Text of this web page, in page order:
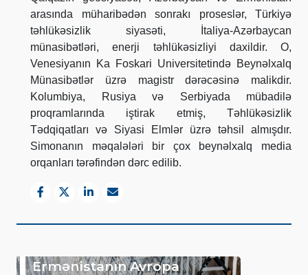
arasında müharibədən sonrakı proseslər, Türkiyə
təhlükəsizlik siyasəti, İtaliya-Azərbaycan
münasibətləri, enerji təhlükəsizliyi daxildir. O,
Venesiyanın Ka Foskari Universitetində Beynəlxalq
Münasibətlər üzrə magistr dərəcəsinə malikdir.
Kolumbiya, Rusiya və Serbiyada mübadilə
proqramlarında iştirak etmiş, Təhlükəsizlik
Tədqiqatları və Siyasi Elmlər üzrə təhsil almışdır.
Simonanın məqalələri bir çox beynəlxalq media
orqanları tərəfindən dərc edilib.
Ermənistanın Avropa